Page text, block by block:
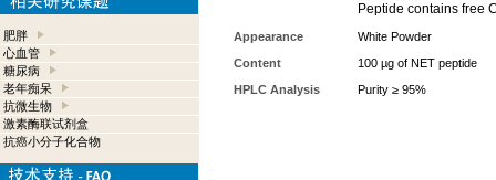
肥胖
心血管
糖尿病
老年痴呆
抗微生物
激素酶联试剂盒
抗癌小分子化合物
Peptide contains free
Appearance
White Powder
Content
100 µg of NET peptide
HPLC Analysis
Purity ≥ 95%